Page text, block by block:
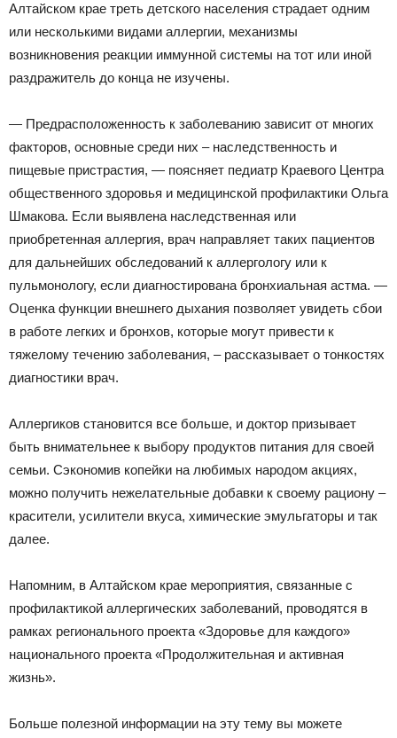
Алтайском крае треть детского населения страдает одним
или несколькими видами аллергии, механизмы
возникновения реакции иммунной системы на тот или иной
раздражитель до конца не изучены.
— Предрасположенность к заболеванию зависит от многих
факторов, основные среди них – наследственность и
пищевые пристрастия, — поясняет педиатр Краевого Центра
общественного здоровья и медицинской профилактики Ольга
Шмакова. Если выявлена наследственная или
приобретенная аллергия, врач направляет таких пациентов
для дальнейших обследований к аллергологу или к
пульмонологу, если диагностирована бронхиальная астма. —
Оценка функции внешнего дыхания позволяет увидеть сбои
в работе легких и бронхов, которые могут привести к
тяжелому течению заболевания, – рассказывает о тонкостях
диагностики врач.
Аллергиков становится все больше, и доктор призывает
быть внимательнее к выбору продуктов питания для своей
семьи. Сэкономив копейки на любимых народом акциях,
можно получить нежелательные добавки к своему рациону –
красители, усилители вкуса, химические эмульгаторы и так
далее.
Напомним, в Алтайском крае мероприятия, связанные с
профилактикой аллергических заболеваний, проводятся в
рамках регионального проекта «Здоровье для каждого»
национального проекта «Продолжительная и активная
жизнь».
Больше полезной информации на эту тему вы можете